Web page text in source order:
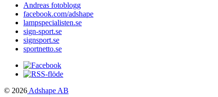
Andreas fotoblogg
facebook.com/adshape
lampspecialisten.se
sign-sport.se
signsport.se
sportnetto.se
© 2026 Adshape AB